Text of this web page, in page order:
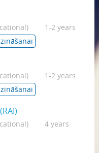
1-2 years
1-2 years
4 years